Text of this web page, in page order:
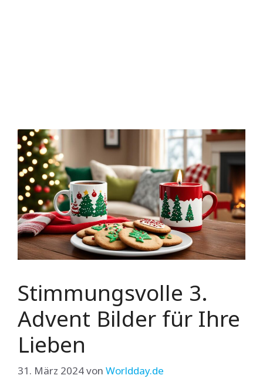
Stimmungsvolle 3.
Advent Bilder für Ihre
Lieben
31. März 2024von Worldday.de